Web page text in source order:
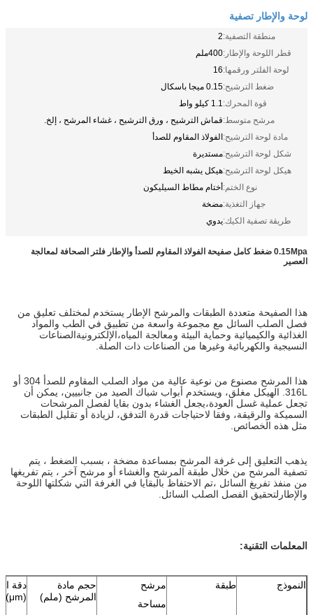
لوحة والإطار تصفية
منطقة التصفية:2
قطر اللوحة والإطار:400ملم
لوحة الفلتر ورقمها:16
ضغط الترشيح:0.15 ميجا باسكال
قوة المحرك:1.1 كيلو واط
مرشح متوسط:قماش الترشيح ، ورق الترشيح ، غشاء المرشح ، إلخ.
مادة لوحة الترشيح:الفولاذ المقاوم للصدأ
شكل لوحة الترشيح:مستديرة
هيكل لوحة الترشيح:هيكل يشبه الخيط
نوع الختم:أختام مطاط السيليكون
جهاز التغذية:مضخة
طريقة تصفية الكيك:يدوي
0.15Mpa ضغط كامل صفيحة الفولاذ المقاوم للصدأ والإطار فلتر الصحافة لمعالجة
العصير
هذا الصفيحة متعددة الطبقات والمرشح الإطار يستخدم لمختلف تعليق من
فصل الصلب السائل مع مجموعة واسعة من تطبيق في الطب والمواد
الغذائية والكيميائية وحماية البيئة ومعالجة المياه،الإلكترونيةالصناعات
النسيجية والكهربائية وغيرها من الصناعات ذات الصلة.
هذا المرشح مصنوع من نوعية عالية من مواد الصلب المقاوم للصدأ 304 أو
316L. الهيكل مغلق، ويستخدم أبواب شباك الصيد من جانبيين، يمكن أن
تجعل عملية غسل العودة،يجعل الغشاء بدون بقايا لفصل المرشحات
السميكة والرقيقة، وفقا لاحتياجات قدرة التدفق، لزيادة أو تقليل الطبقات
مثل هذه الخصائص.
يذهب التعليق إلى غرفة المرشح بمساعدة مضخة ، بسبب الضغط ، يتم
تصفية المرشح من خلال طبقة المرشح والغشاء أو مرشح آخر ، يتم تفريغها
من منفذ تفريغ السائل ،تم الاحتفاظ بالبقايا في الغرفة التي شكلتها اللوحة
والإطارلتحقيق الفصل الصلب السائل.
المعلمات التقنية:
النموذج طبقة
مرشح
مساحة
حجم مادة
المرشح (ملم)
دقة
(μm)